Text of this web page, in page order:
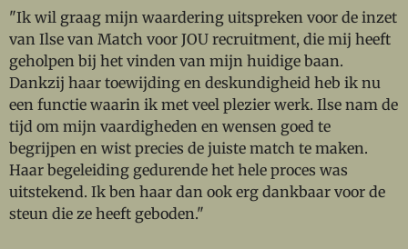
"Ik wil graag mijn waardering uitspreken voor de inzet
van Ilse van Match voor JOU recruitment, die mij heeft
geholpen bij het vinden van mijn huidige baan.
Dankzij haar toewijding en deskundigheid heb ik nu
een functie waarin ik met veel plezier werk. Ilse nam de
tijd om mijn vaardigheden en wensen goed te
begrijpen en wist precies de juiste match te maken.
Haar begeleiding gedurende het hele proces was
uitstekend. Ik ben haar dan ook erg dankbaar voor de
steun die ze heeft geboden."